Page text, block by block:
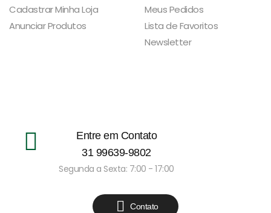
Cadastrar Minha Loja
Anunciar Produtos
Meus Pedidos
Lista de Favoritos
Newsletter
Entre em Contato
31 99639-9802
Segunda a Sexta: 7:00 - 17:00
Contato